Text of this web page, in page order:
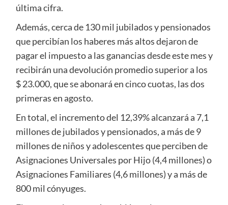
última cifra.
Además, cerca de 130 mil jubilados y pensionados
que percibían los haberes más altos dejaron de
pagar el impuesto a las ganancias desde este mes y
recibirán una devolución promedio superior a los
$ 23.000, que se abonará en cinco cuotas, las dos
primeras en agosto.
En total, el incremento del 12,39% alcanzará a 7,1
millones de jubilados y pensionados, a más de 9
millones de niños y adolescentes que perciben de
Asignaciones Universales por Hijo (4,4 millones) o
Asignaciones Familiares (4,6 millones) y a más de
800 mil cónyuges.